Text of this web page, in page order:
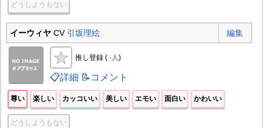
どうしようもない
イーウィヤCV 引坂理絵 編集
推し登録 ( -人)
📋詳細 📝コメント
尊い 楽しい カッコいい 美しい エモい 面白い かわいい
どうしようもない